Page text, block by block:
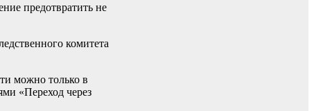
предотвратить не
комитета
можно только в
«Переход через